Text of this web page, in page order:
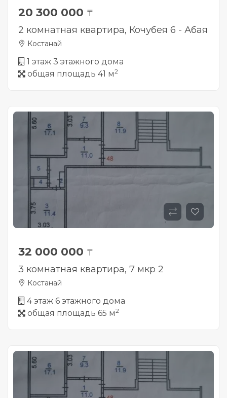
20 300 000 ₸
2 комнатная квартира, Кочубея 6 - Абая
Костанай
1 этаж 3 этажного дома
общая площадь 41 м2
32 000 000 ₸
3 комнатная квартира, 7 мкр 2
Костанай
4 этаж 6 этажного дома
общая площадь 65 м2